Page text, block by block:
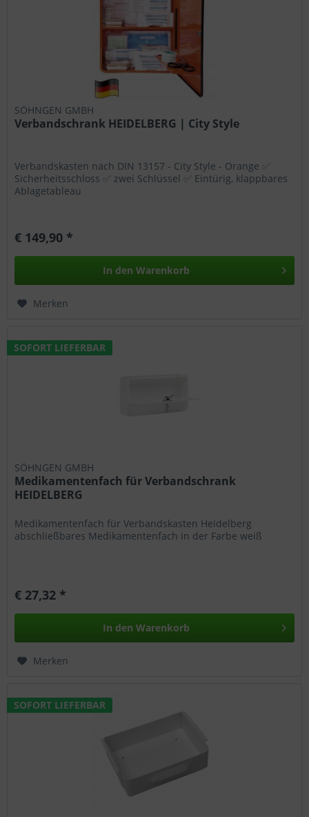
SÖHNGEN GMBH
Verbandschrank HEIDELBERG | City Style
Verbandskasten nach DIN 13157 - City Style - Orange ✅
Sicherheitsschloss ✅ zwei Schlüssel ✅ Eintürig, klappbares
Ablagetableau
€ 149,90 *
In den Warenkorb
Merken
SOFORT LIEFERBAR
SÖHNGEN GMBH
Medikamentenfach für Verbandschrank
HEIDELBERG
Medikamentenfach für Verbandskasten Heidelberg
abschließbares Medikamentenfach in der Farbe weiß
€ 27,32 *
In den Warenkorb
Merken
SOFORT LIEFERBAR